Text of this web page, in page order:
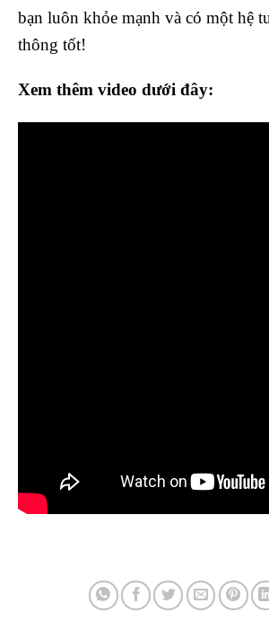
bạn luôn khỏe mạnh và có một hệ
thông tốt!
Xem thêm video dưới đây: